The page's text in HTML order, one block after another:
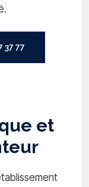
37 77
et